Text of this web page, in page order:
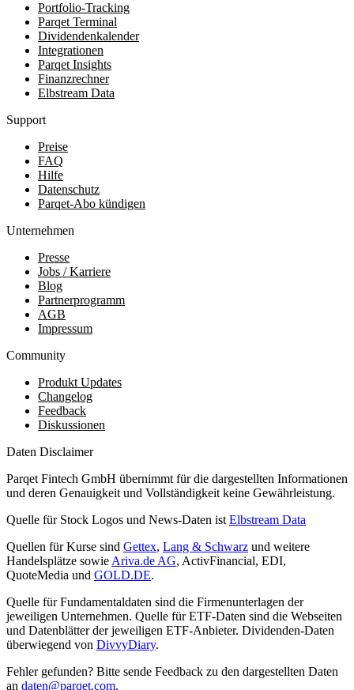
Portfolio-Tracking
Parqet Terminal
Dividendenkalender
Integrationen
Parqet Insights
Finanzrechner
Elbstream Data
Support
Preise
FAQ
Hilfe
Datenschutz
Parqet-Abo kündigen
Unternehmen
Presse
Jobs / Karriere
Blog
Partnerprogramm
AGB
Impressum
Community
Produkt Updates
Changelog
Feedback
Diskussionen
Daten Disclaimer
Parqet Fintech GmbH übernimmt für die dargestellten Informationen
und deren Genauigkeit und Vollständigkeit keine Gewährleistung.
Quelle für Stock Logos und News-Daten ist Elbstream Data
Quellen für Kurse sind Gettex, Lang & Schwarz und weitere
Handelsplätze sowie Ariva.de AG, ActivFinancial, EDI,
QuoteMedia und GOLD.DE.
Quelle für Fundamentaldaten sind die Firmenunterlagen der
jeweiligen Unternehmen. Quelle für ETF-Daten sind die Webseiten
und Datenblätter der jeweiligen ETF-Anbieter. Dividenden-Daten
überwiegend von DivvyDiary.
Fehler gefunden? Bitte sende Feedback zu den dargestellten Daten
an daten@parqet.com.